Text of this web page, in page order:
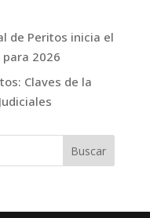
de Peritos inicia el
2026
Claves de la